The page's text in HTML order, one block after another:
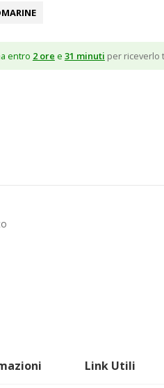
entro 2 ore e 31 minuti per riceverlo
Link Utili